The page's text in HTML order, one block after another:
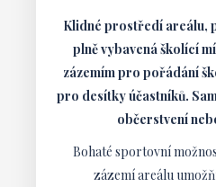
Klidné prostředí areálu,
plně vybavená školící
zázemím pro pořádání
pro desítky účastníků.
občerstvení
Bohaté sportovní
zázemí areálu